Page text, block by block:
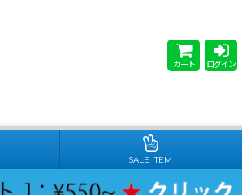
カート ログイン
SALE ITEM